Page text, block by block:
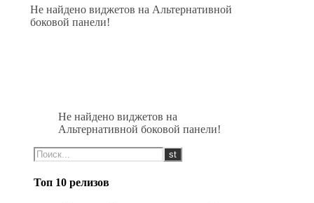
Не найдено виджетов на Альтернативной
боковой панели!
Не найдено виджетов на
Альтернативной боковой панели!
Топ 10 релизов